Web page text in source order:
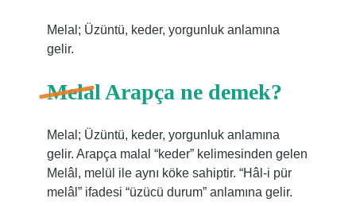
Melal; Üzüntü, keder, yorgunluk anlamına
gelir.
Melal Arapça ne demek?
Melal; Üzüntü, keder, yorgunluk anlamına
gelir. Arapça malal “keder” kelimesinden gelen
Melâl, melül ile aynı köke sahiptir. “Hâl-i pür
melâl” ifadesi “üzücü durum” anlamına gelir.